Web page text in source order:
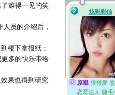
难得一见的笑
员的介绍后，
楼下拿报纸；
多的快乐带给
果也得到研究